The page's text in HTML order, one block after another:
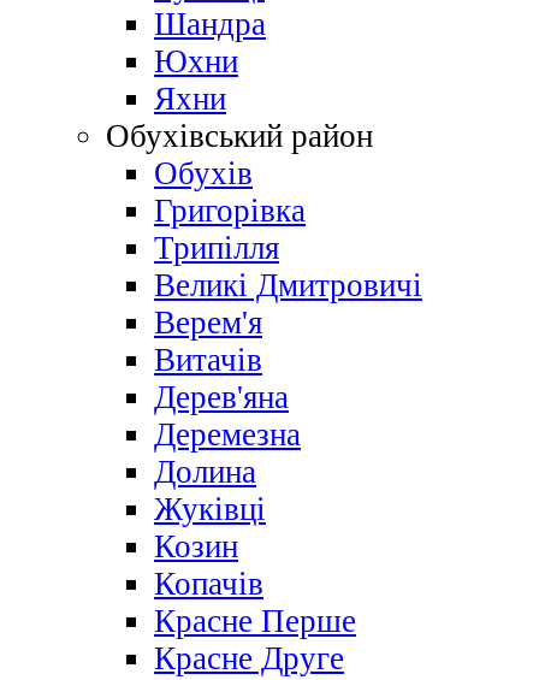
Шандра
Юхни
Яхни
Обухівський район
Обухів
Григорівка
Трипілля
Великі Дмитровичі
Bерем'я
Витачів
Дерев'яна
Деремезна
Долина
Жуківці
Козин
Копачів
Красне Перше
Красне Друге